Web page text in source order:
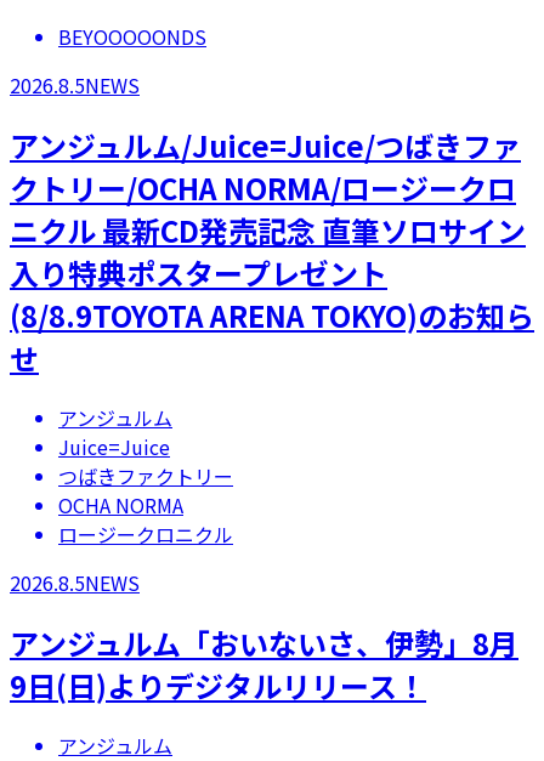
BEYOOOOONDS
2026.8.5NEWS
アンジュルム/Juice=Juice/つばきファ
クトリー/OCHA NORMA/ロージークロ
ニクル 最新CD発売記念 直筆ソロサイン
入り特典ポスタープレゼント
(8/8.9TOYOTA ARENA TOKYO)のお知ら
せ
アンジュルム
Juice=Juice
つばきファクトリー
OCHA NORMA
ロージークロニクル
2026.8.5NEWS
アンジュルム「おいないさ、伊勢」8月
9日(日)よりデジタルリリース！
アンジュルム